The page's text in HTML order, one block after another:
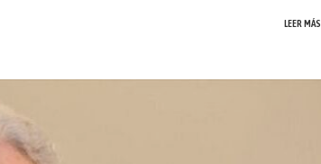
LEER MÁS